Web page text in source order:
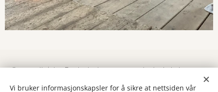
© 2022 all rights Dorthe Lethd@dortheleth.no+47
Vi bruker informasjonskapsler for å sikre at nettsiden vår